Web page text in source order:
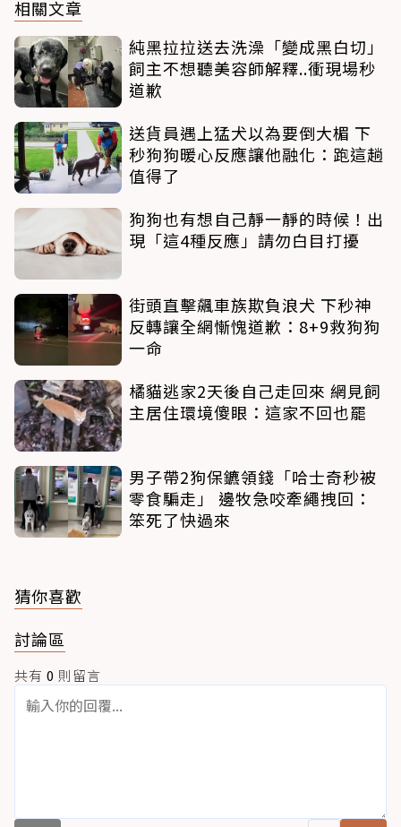
相關文章
純黑拉拉送去洗澡「變成黑白切」
飼主不想聽美容師解釋..衝現場秒
道歉
送貨員遇上猛犬以為要倒大楣 下
秒狗狗暖心反應讓他融化：跑這趟
值得了
狗狗也有想自己靜一靜的時候！出
現「這4種反應」請勿白目打擾
街頭直擊飆車族欺負浪犬 下秒神
反轉讓全網慚愧道歉：8+9救狗狗
一命
橘貓逃家2天後自己走回來 網見飼
主居住環境傻眼：這家不回也罷
男子帶2狗保鑣領錢「哈士奇秒被
零食騙走」 邊牧急咬牽繩拽回：
笨死了快過來
猜你喜歡
討論區
共有 0 則留言